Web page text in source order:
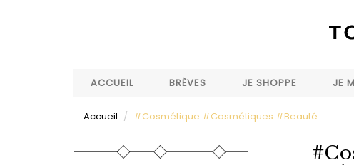
ACCUEIL
BRÈVES JE SHOPPE JE
Accueil #Cosmétique #Cosmétiques #Beauté